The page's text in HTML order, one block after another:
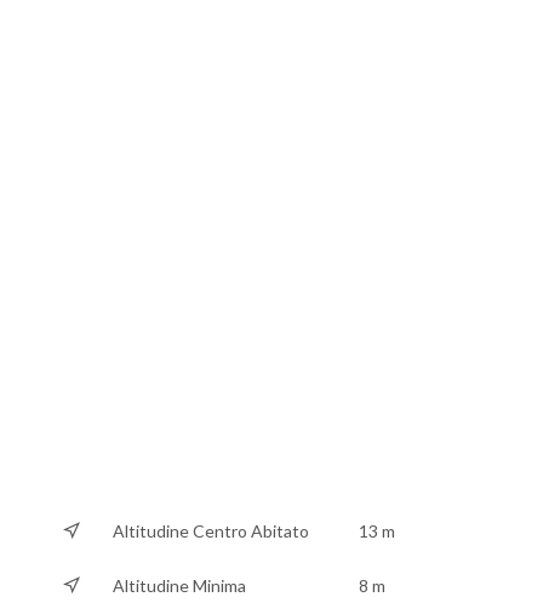
Altitudine Centro Abitato 13 m
Altitudine Minima 8 m